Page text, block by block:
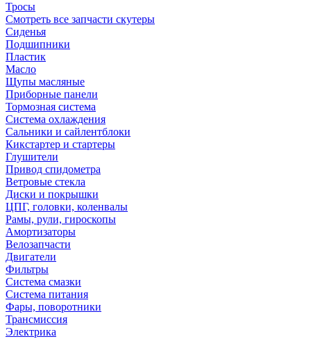
Тросы
Смотреть все запчасти скутеры
Сиденья
Подшипники
Пластик
Масло
Щупы масляные
Приборные панели
Тормозная система
Система охлаждения
Сальники и сайлентблоки
Кикстартер и стартеры
Глушители
Привод спидометра
Ветровые стекла
Диски и покрышки
ЦПГ, головки, коленвалы
Рамы, рули, гироскопы
Амортизаторы
Велозапчасти
Двигатели
Фильтры
Система смазки
Система питания
Фары, поворотники
Трансмиссия
Электрика